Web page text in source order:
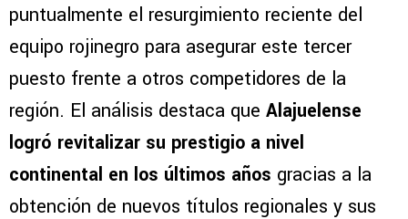
puntualmente el resurgimiento reciente del
equipo rojinegro para asegurar este tercer
puesto frente a otros competidores de la
región. El análisis destaca que Alajuelense
logró revitalizar su prestigio a nivel
continental en los últimos años gracias a la
obtención de nuevos títulos regionales y sus